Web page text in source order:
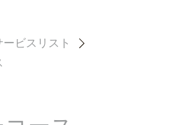
ービスリスト